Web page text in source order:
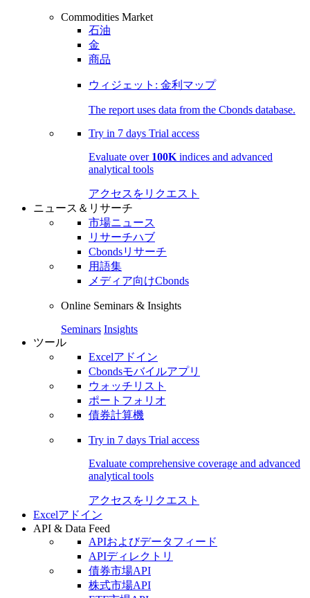
Commodities Market
石油
金
商品
ウィジェット: 金利マップ
The report uses data from the Cbonds database.
Try in 7 days Trial access
Evaluate over 100K indices and advanced
analytical tools
アクセスをリクエスト
ニュース＆リサーチ
市場ニュース
リサーチハブ
Cbondsリサーチ
用語集
メディア向けCbonds
Online Seminars & Insights
Seminars Insights
ツール
Excelアドイン
Cbondsモバイルアプリ
ウォッチリスト
ポートフォリオ
債券計算機
Try in 7 days Trial access
Evaluate comprehensive coverage and advanced
analytical tools
アクセスをリクエスト
Excelアドイン
API & Data Feed
APIおよびデータフィード
APIディレクトリ
債券市場API
株式市場API